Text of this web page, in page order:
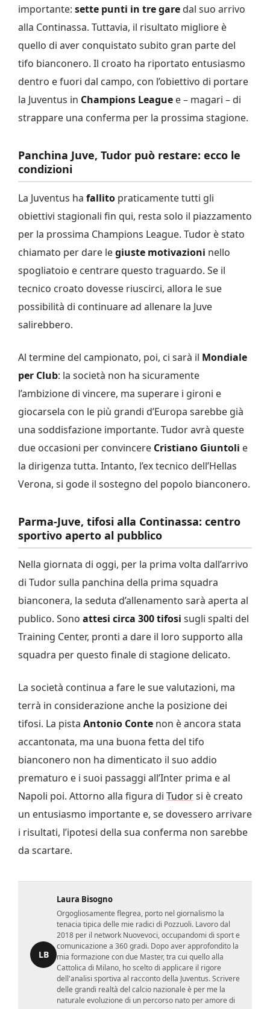
importante: sette punti in tre gare dal suo arrivo
alla Continassa. Tuttavia, il risultato migliore è
quello di aver conquistato subito gran parte del
tifo bianconero. Il croato ha riportato entusiasmo
dentro e fuori dal campo, con l’obiettivo di portare
la Juventus in Champions League e – magari – di
strappare una conferma per la prossima stagione.
Panchina Juve, Tudor può restare: ecco le
condizioni
La Juventus ha fallito praticamente tutti gli
obiettivi stagionali fin qui, resta solo il piazzamento
per la prossima Champions League. Tudor è stato
chiamato per dare legiuste motivazioni nello
spogliatoio e centrare questo traguardo. Se il
tecnico croato dovesse riuscirci, allora le sue
possibilità di continuare ad allenare la Juve
salirebbero.
Al termine del campionato, poi, ci sarà il Mondiale
per Club: la società non ha sicuramente
l’ambizione di vincere, ma superare i gironi e
giocarsela con le più grandi d’Europa sarebbe già
una soddisfazione importante. Tudor avrà queste
due occasioni per convincere Cristiano Giuntoli e
la dirigenza tutta. Intanto, l’ex tecnico dell’Hellas
Verona, si gode il sostegno del popolo bianconero.
Parma-Juve, tifosi alla Continassa: centro
sportivo aperto al pubblico
Nella giornata di oggi, per la prima volta dall’arrivo
di Tudor sulla panchina della prima squadra
bianconera, la seduta d’allenamento sarà aperta al
publico. Sono attesi circa 300 tifosi sugli spalti del
Training Center, pronti a dare il loro supporto alla
squadra per questo finale di stagione delicato.
La società continua a fare le sue valutazioni, ma
terrà in considerazione anche la posizione dei
tifosi. La pista Antonio Conte non è ancora stata
accantonata, ma una buona fetta del tifo
bianconero non ha dimenticato il suo addio
prematuro e i suoi passaggi all’Inter prima e al
Napoli poi. Attorno alla figura di Tudorsi è creato
un entusiasmo importante e, se dovessero arrivare
i risultati, l’ipotesi della sua conferma non sarebbe
da scartare.
LB
Laura Bisogno
Orgogliosamente flegrea, porto nel giornalismo la
tenacia tipica delle mie radici di Pozzuoli. Lavoro dal
2018 per il network Nuovevoci, occupandomi di sport e
comunicazione a 360 gradi. Dopo aver approfondito la
mia formazione con due Master, tra cui quello alla
Cattolica di Milano, ho scelto di applicare il rigore
dell'analisi sportiva al racconto della Juventus. Scrivere
delle grandi realtà del calcio nazionale è per me la
naturale evoluzione di un percorso nato per amore di